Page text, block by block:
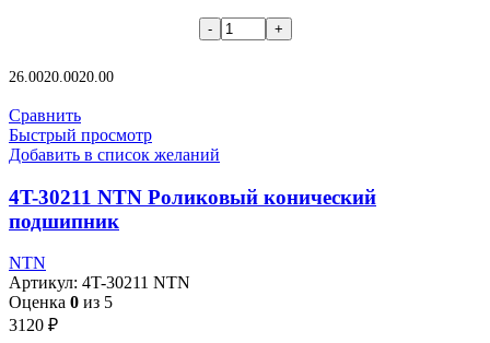
26.0020.0020.00
Сравнить
Быстрый просмотр
Добавить в список желаний
4T-30211 NTN Роликовый конический
подшипник
NTN
Артикул: 4T-30211 NTN
Оценка 0 из 5
3120 ₽